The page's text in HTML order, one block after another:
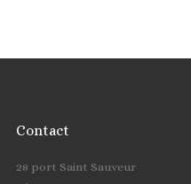
Contact
28 port Saint Sauveur